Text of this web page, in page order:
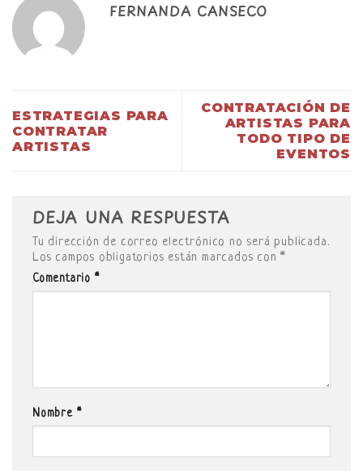
FERNANDA CANSECO
ESTRATEGIAS PARA
CONTRATAR
ARTISTAS
CONTRATACIÓN DE
ARTISTAS PARA
TODO TIPO DE
EVENTOS
DEJA UNA RESPUESTA
Tu dirección de correo electrónico no será publicada.
Los campos obligatorios están marcados con*
Comentario *
Nombre *